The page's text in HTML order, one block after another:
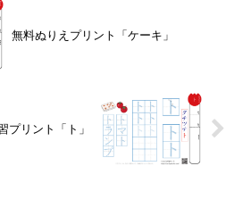
無料ぬりえプリント「ケーキ」
プリント「ト」